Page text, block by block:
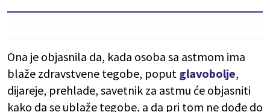
Ona je objasnila da, kada osoba sa astmom ima
blaže zdravstvene tegobe, poput glavobolje,
dijareje, prehlade, savetnik za astmu će objasniti
kako da se ublaže tegobe, a da pri tom ne dođe do